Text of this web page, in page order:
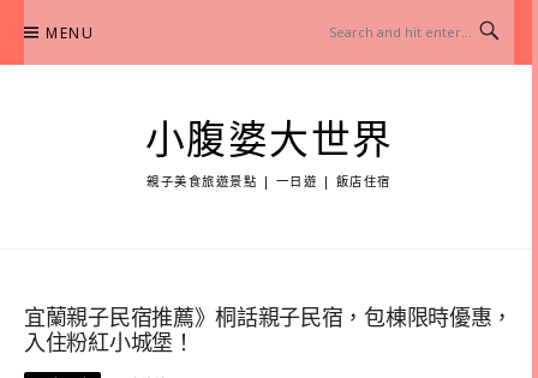
content
MENU
小腹婆大世界
親子美食旅遊景點 | 一日遊 | 飯店住宿
宜蘭親子民宿推薦》桐話親子民宿，包棟限時優惠，
入住粉紅小城堡！